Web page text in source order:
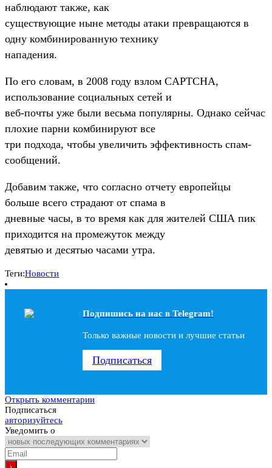
наблюдают также, как
существующие ныне методы атаки превращаются в
одну комбинированную технику
нападения.
По его словам, в 2008 году взлом CAPTCHA,
использование социальных сетей и
веб-почты уже были весьма популярны. Однако сейчас
плохие парни комбинируют все
три подхода, чтобы увеличить эффективность спам-
сообщений.
Добавим также, что согласно отчету европейцы
больше всего страдают от спама в
дневные часы, в то время как для жителей США пик
приходится на промежуток между
девятью и десятью часами утра.
Теги:Новости
Подпишись на наc в Telegram!
Только важные новости и лучшие статьи
Подписаться
Открыть комментарии
Подписаться
авторизуйтесь
Уведомить о